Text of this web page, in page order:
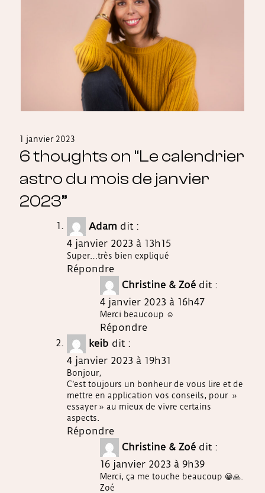
1 janvier 2023
6 thoughts on “Le calendrier
astro du mois de janvier
2023”
Adam dit :
4 janvier 2023 à 13h15
Super…très bien expliqué
Répondre
Christine & Zoé dit :
4 janvier 2023 à 16h47
Merci beaucoup ☺️
Répondre
keib dit :
4 janvier 2023 à 19h31
Bonjour,
C’est toujours un bonheur de vous lire et de
mettre en application vos conseils, pour »
essayer » au mieux de vivre certains
aspects.
Répondre
Christine & Zoé dit :
16 janvier 2023 à 9h39
Merci, ça me touche beaucoup 😀🙏.
Zoé